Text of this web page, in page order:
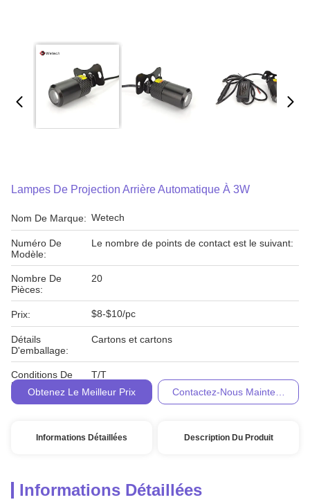
Lampes De Projection Arrière Automatique À 3W
Nom De Marque: Wetech
Numéro De
Modèle:
Le nombre de points de contact est le suivant:
Nombre De
Pièces:
20
Prix: $8-$10/pc
Détails
D'emballage:
Cartons et cartons
Conditions De
Paiement:
T/T
Obtenez Le Meilleur Prix
Contactez-Nous Maintenant
Informations Détaillées Description Du Produit
Informations Détaillées